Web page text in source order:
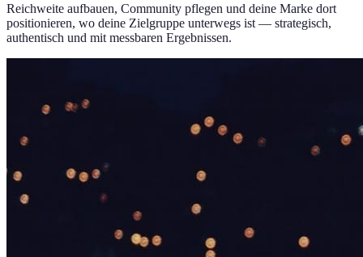
Reichweite aufbauen, Community pflegen und deine Marke dort
positionieren, wo deine Zielgruppe unterwegs ist — strategisch,
authentisch und mit messbaren Ergebnissen.